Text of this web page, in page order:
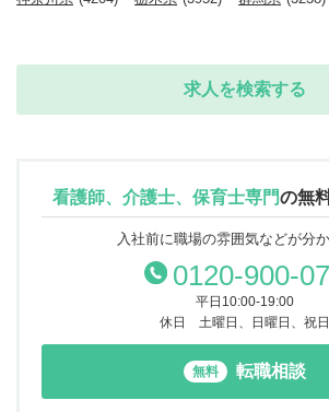
求人を検索する
看護師、介護士、保育士専門の無
入社前に職場の雰囲気などが分
0120-900-
平日10:00-19:00
休日 土曜日、日曜日、祝日
無料 転職相談